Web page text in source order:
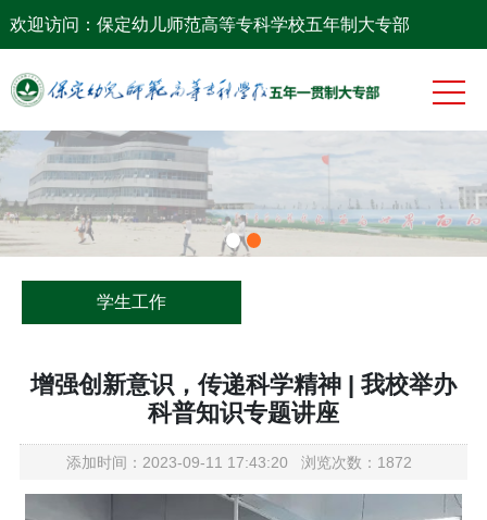
欢迎访问：保定幼儿师范高等专科学校五年制大专部
网站首页
师资队伍
学生工作
增强创新意识，传递科学精神 | 我校举办
科普知识专题讲座
添加时间：2023-09-11 17:43:20 浏览次数：1872